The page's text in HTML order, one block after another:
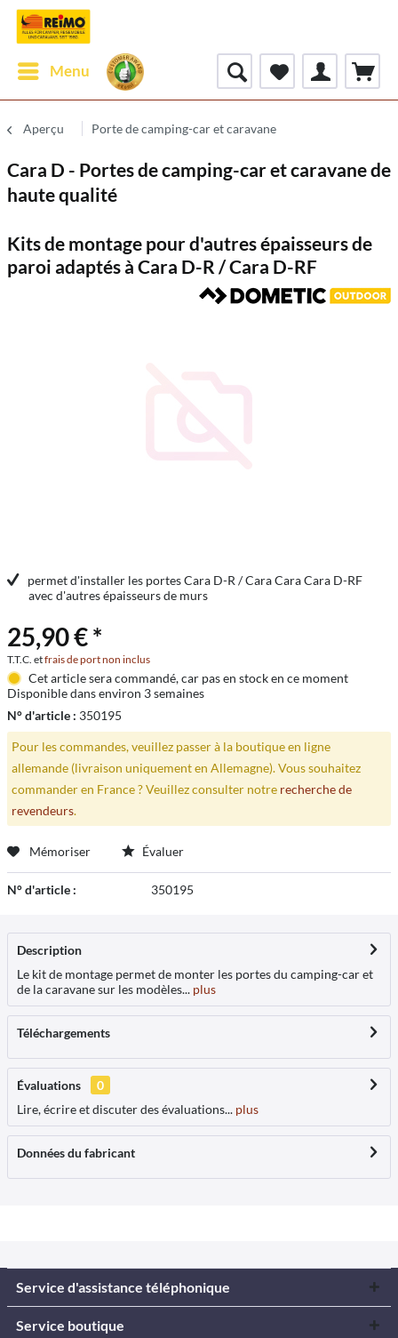
Menu
Aperçu Porte de camping-car et caravane
Cara D - Portes de camping-car et caravane de
haute qualité
Kits de montage pour d'autres épaisseurs de
paroi adaptés à Cara D-R / Cara D-RF
permet d'installer les portes Cara D-R / Cara Cara Cara D-RF
avec d'autres épaisseurs de murs
25,90 € *
T.T.C. etfrais de port non inclus
Cet article sera commandé, car pas en stock en ce moment
Disponible dans environ 3 semaines
N° d'article : 350195
Pour les commandes, veuillez passer à la boutique en ligne
allemande (livraison uniquement en Allemagne). Vous souhaitez
commander en France ? Veuillez consulter notre recherche de
revendeurs.
Mémoriser Évaluer
N° d'article : 350195
Description
Le kit de montage permet de monter les portes du camping-car et
de la caravane sur les modèles... plus
Téléchargements
Évaluations
0
Lire, écrire et discuter des évaluations... plus
Données du fabricant
Service d'assistance téléphonique
Service boutique